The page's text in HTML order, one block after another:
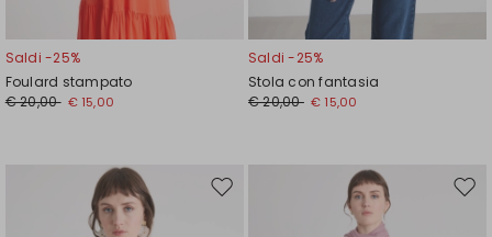
Saldi -25%
Foulard stampato
€ 20,00 € 15,00
Saldi -25%
Stola con fantasia
€ 20,00 € 15,00
Sposta